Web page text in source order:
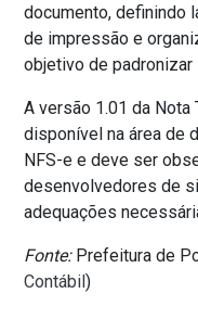
documento, definindo
de impressão e
objetivo de
A versão 1.01 da
disponível na área de
NFS-e e deve ser
desenvolvedores de
adequações
Fonte:Prefeitura de
Contábil)